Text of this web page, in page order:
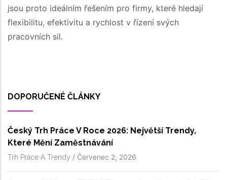
jsou proto ideálním řešením pro firmy, které hledají
flexibilitu, efektivitu a rychlost v řízení svých
pracovních sil.
DOPORUČENÉ ČLÁNKY
Český Trh Práce V Roce 2026: Největší Trendy,
Které Mění Zaměstnávání
Trh Práce A Trendy / Červenec 2, 2026